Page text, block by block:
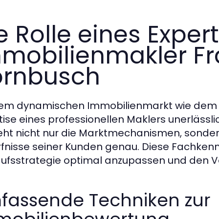
Rolle eines
dynamischen Immobilienmarkt wie
eines professionellen Maklers
nicht nur die Marktmechanismen,
seiner Kunden genau. Diese
optimal anzupassen und den
Techniken zur